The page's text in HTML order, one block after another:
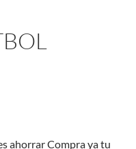
ahorrar Compra ya tu